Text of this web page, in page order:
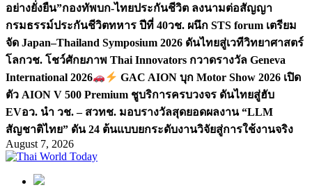
อย่างยั่งยืน”กองทัพบก-ไทยประกันชีวิต ลงนามต่อสัญญา
กรมธรรม์ประกันชีวิตทหาร ปีที่ 40วช. ผนึก STS forum เตรียม
จัด Japan–Thailand Symposium 2026 ดันไทยสู่เวทีวิทยาศาสตร์
โลกวช. โชว์ศักยภาพ Thai Innovators กวาดรางวัล Geneva
International 2026
GAC AION บุก Motor Show 2026 เปิด
ตัว AION V 500 Premium ชูบริการครบวงจร ดันไทยสู่ฮับ
EVอว. นำ วช. – สวทช. มอบรางวัลสุดยอดผลงาน “LLM
สัญชาติไทย” ดัน 24 ต้นแบบยกระดับงานวิจัยสู่การใช้งานจริง
August 7, 2026